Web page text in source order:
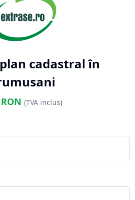
cadastral în
(TVA inclus)